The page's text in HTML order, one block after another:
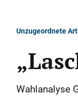
Unzugeordnete
Wahlanalyse